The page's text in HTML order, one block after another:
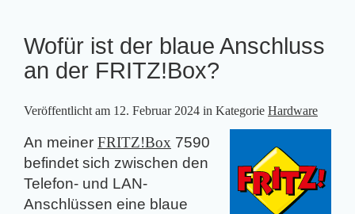
Wofür ist der blaue Anschluss
an der FRITZ!Box?
Veröffentlicht am 12. Februar 2024 in Kategorie Hardware
An meiner FRITZ!Box 7590
befindet sich zwischen den
Telefon- und LAN-
Anschlüssen eine blaue